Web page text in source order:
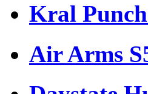
Kral
Air Arms